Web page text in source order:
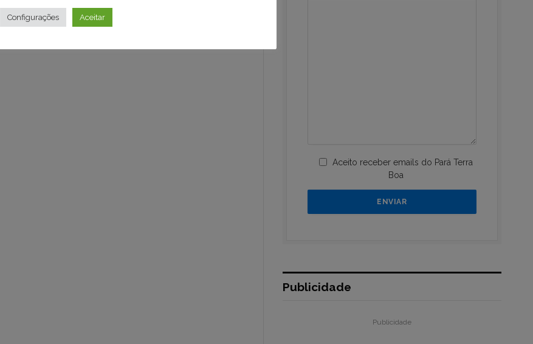
Aceito receber emails do Pará Terra
Boa
Publicidade
Publicidade
Configurações Aceitar